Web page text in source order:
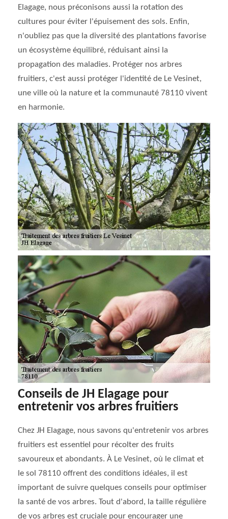
Elagage, nous préconisons aussi la rotation des
cultures pour éviter l'épuisement des sols. Enfin,
n'oubliez pas que la diversité des plantations favorise
un écosystème équilibré, réduisant ainsi la
propagation des maladies. Protéger nos arbres
fruitiers, c'est aussi protéger l'identité de Le Vesinet,
une ville où la nature et la communauté 78110 vivent
en harmonie.
Conseils de JH Elagage pour
entretenir vos arbres fruitiers
Chez JH Elagage, nous savons qu'entretenir vos arbres
fruitiers est essentiel pour récolter des fruits
savoureux et abondants. À Le Vesinet, où le climat et
le sol 78110 offrent des conditions idéales, il est
important de suivre quelques conseils pour optimiser
la santé de vos arbres. Tout d'abord, la taille régulière
de vos arbres est cruciale pour encourager une